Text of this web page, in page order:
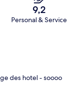
9,2
Personal & Service
des hotel - soooo